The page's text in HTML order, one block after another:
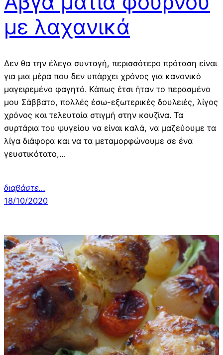
με λαχανικά
Δεν θα την έλεγα συνταγή, περισσότερο πρόταση είναι
για μια μέρα που δεν υπάρχει χρόνος για κανονικό
μαγειρεμένο φαγητό. Κάπως έτσι ήταν το περασμένο
μου Σάββατο, πολλές έσω-εξωτερικές δουλειές, λίγος
χρόνος και τελευταία στιγμή στην κουζίνα. Τα
συρτάρια του ψυγείου να είναι καλά, να μαζεύουμε τα
λίγα διάφορα και να τα μεταμορφώνουμε σε ένα
γευστικότατο,…
διαβάστε…
18/10/2020